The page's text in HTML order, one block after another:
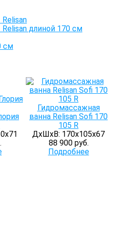
длиной 170 см
см
Гидромассажная
ванна Relisan Sofi 170
105 R
ДхШхВ: 170х105х67
88 900 руб.
Подробнее